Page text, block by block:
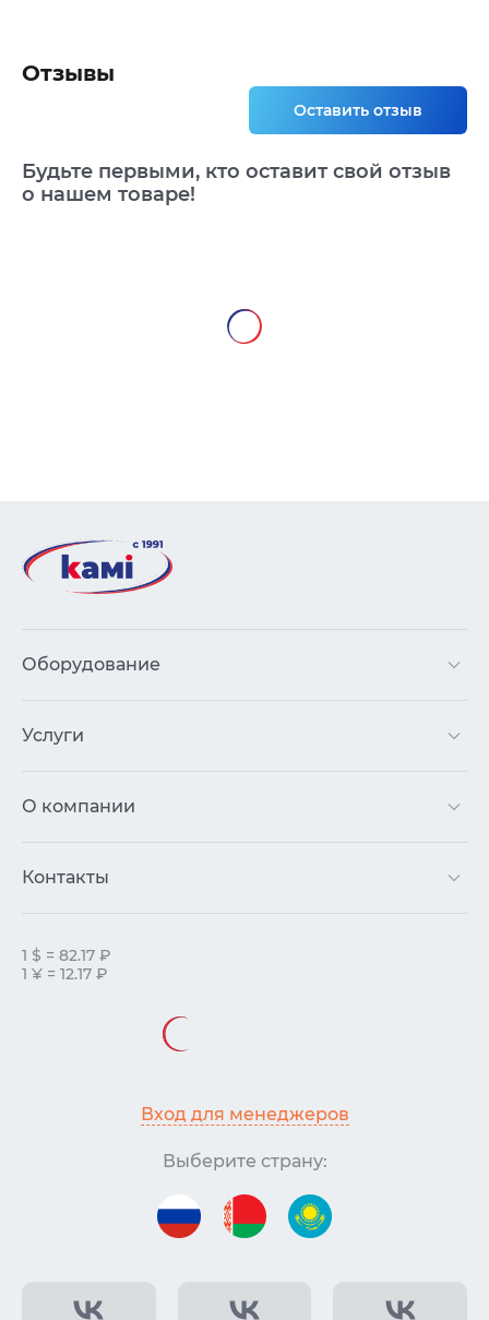
Отзывы
Оставить отзыв
Будьте первыми, кто оставит свой отзыв
о нашем товаре!
Оборудование
Услуги
О компании
Контакты
1 $ = 82.17 ₽
1 ¥ = 12.17 ₽
Вход для менеджеров
Выберите страну: